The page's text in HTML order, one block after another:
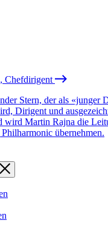
Chefdirigent
Stern, der als «junger
Dirigent und
Martin Rajna die
übernehmen.